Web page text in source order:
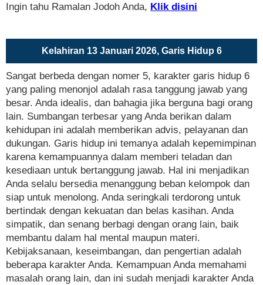
Ingin tahu Ramalan Jodoh Anda, Klik disini
Kelahiran 13 Januari 2026, Garis Hidup 6
Sangat berbeda dengan nomer 5, karakter garis hidup 6
yang paling menonjol adalah rasa tanggung jawab yang
besar. Anda idealis, dan bahagia jika berguna bagi orang
lain. Sumbangan terbesar yang Anda berikan dalam
kehidupan ini adalah memberikan advis, pelayanan dan
dukungan. Garis hidup ini temanya adalah kepemimpinan
karena kemampuannya dalam memberi teladan dan
kesediaan untuk bertanggung jawab. Hal ini menjadikan
Anda selalu bersedia menanggung beban kelompok dan
siap untuk menolong. Anda seringkali terdorong untuk
bertindak dengan kekuatan dan belas kasihan. Anda
simpatik, dan senang berbagi dengan orang lain, baik
membantu dalam hal mental maupun materi.
Kebijaksanaan, keseimbangan, dan pengertian adalah
beberapa karakter Anda. Kemampuan Anda memahami
masalah orang lain, dan ini sudah menjadi karakter Anda